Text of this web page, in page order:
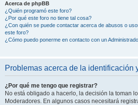
Acerca de phpBB
¿Quién programó este foro?
¿Por qué este foro no tiene tal cosa?
¿Con quién se puede contactar acerca de abusos o
este foro?
¿Cómo puedo ponerme en contacto con un
Problemas acerca de la identificación
¿Por qué me tengo que registrar?
No está obligado a hacerlo, la decisión la toman
Moderadores. En algunos casos necesitará